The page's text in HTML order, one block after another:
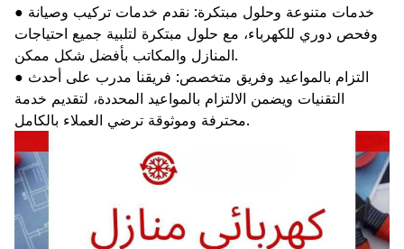
● خدمات متنوعة وحلول مبتكرة: نقدم خدمات تركيب وصيانة
وفحص دوري للكهرباء، مع حلول مبتكرة لتلبية جميع احتياجات
المنازل والمكاتب بأفضل شكل ممكن.
● التزام بالمواعيد وفريق متخصص: فريقنا مدرب على أحدث
التقنيات ويضمن الالتزام بالمواعيد المحددة، لتقديم خدمة
محترفة وموثوقة ترضي العملاء بالكامل.